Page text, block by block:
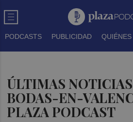
PODCASTS PUBLICIDAD
ÚLTIMAS
BODAS-EN-
PLAZA PODCAST